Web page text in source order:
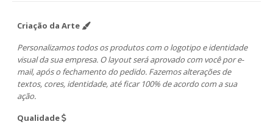
Criação da Arte
Personalizamos todos os produtos com o logotipo e identidade
visual da sua empresa. O layout será aprovado com você por e-
mail, após o fechamento do pedido. Fazemos alterações de
textos, cores, identidade, até ficar 100% de acordo com a sua
ação.
Qualidade